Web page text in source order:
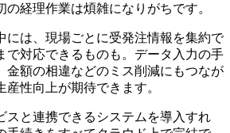
の経理作業は煩雑になりがちです。
には、現場ごとに受発注情報を集約で
で対応できるものも。データ入力の手
金額の相違などのミス削減にもつなが
産性向上が期待できます。
スと連携できるシステムを導入すれ